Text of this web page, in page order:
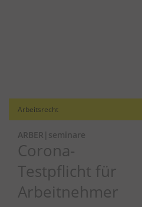
Arbeitsrecht
ARBER|seminare
Corona-
Testpflicht für
Arbeitnehmer